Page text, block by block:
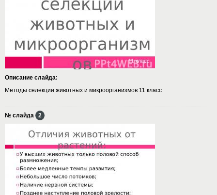
Описание слайда:
Методы селекции животных и микроорганизмов 11 класс
№ слайда 2